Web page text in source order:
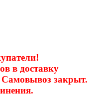
в доставку
Самовывоз закрыт.